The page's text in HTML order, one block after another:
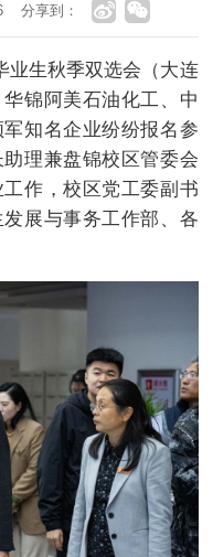
分享到：
业生秋季双选会（大连
锦阿美石油化工、中
知名企业纷纷报名参
理兼盘锦校区管委会
作，校区党工委副书
展与事务工作部、各